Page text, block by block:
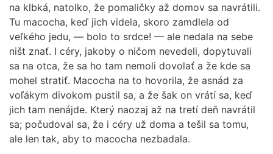
na klbká, natolko, že pomaličky až domov sa navrátili.
Tu macocha, keď jich videla, skoro zamdlela od
veľkého jedu, — bolo to srdce! — ale nedala na sebe
ništ znať. I céry, jakoby o ničom nevedeli, dopytuvali
sa na otca, že sa ho tam nemoli dovolať a že kde sa
mohel stratiť. Macocha na to hovorila, že asnád za
voľákym divokom pustil sa, a že šak on vrátí sa, keď
jich tam nenájde. Který naozaj až na tretí deň navrátil
sa; počudoval sa, že i céry už doma a tešil sa tomu,
ale len tak, aby to macocha nezbadala.